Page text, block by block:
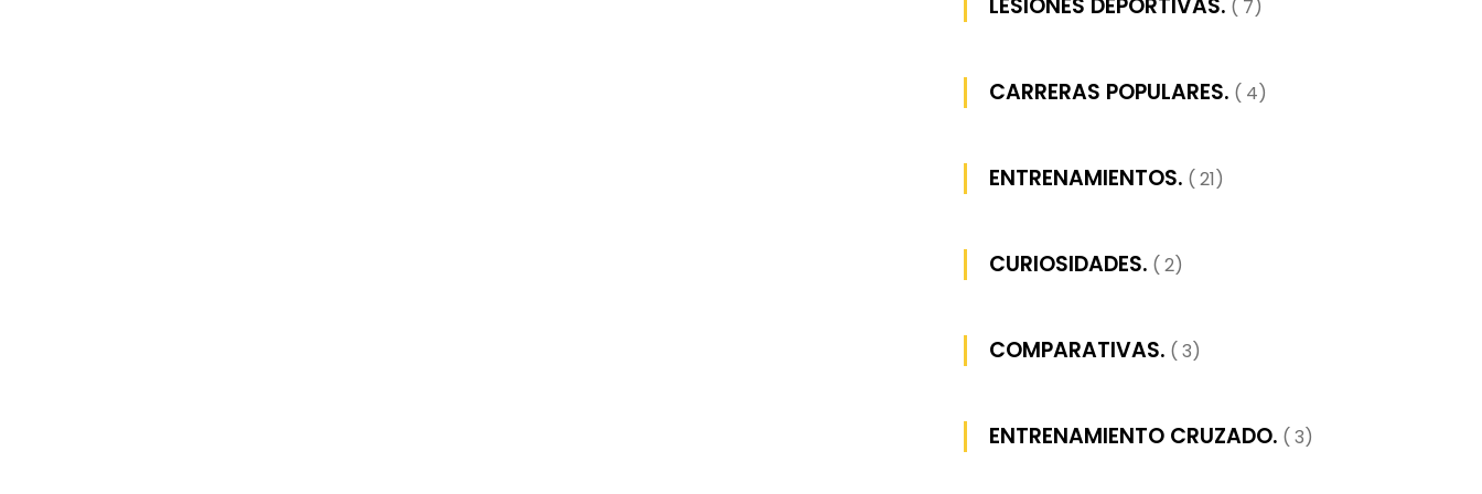
( 7)
CARRERAS POPULARES. ( 4)
ENTRENAMIENTOS. ( 21)
CURIOSIDADES. ( 2)
COMPARATIVAS. ( 3)
ENTRENAMIENTO CRUZADO. ( 3)